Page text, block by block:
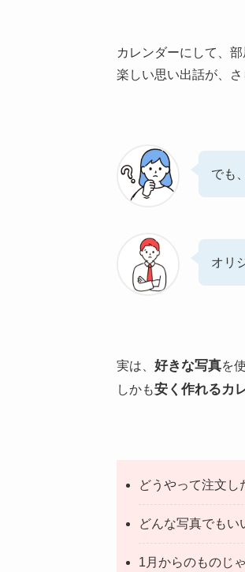
カレンダーにして、
楽しい思い出話が、さ
でも
オリ
実は、 好きな写真を
しかも安く作れるカ
どうやって注文し
どんな写真でもい
1月からのものじ